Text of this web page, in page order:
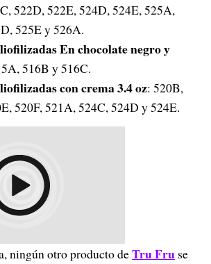
522D, 522E, 524D, 524E, 525A,
525E y 526A.
En chocolate negro y
516B y 516C.
con crema 3.4 oz: 520B,
520F, 521A, 524C, 524D y 524E.
ningún otro producto deTru Fru se